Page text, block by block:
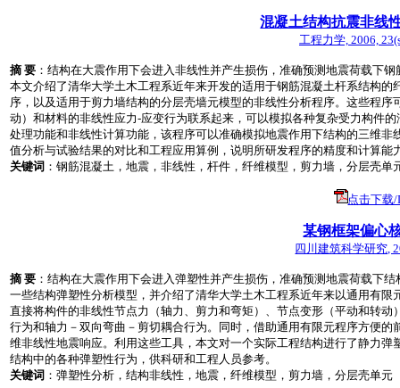
混凝土结构抗震非线
工程力学, 2006,
摘 要 ：结构在大震作用下会进入非线性并产生损伤，准确预测地震荷载下
本文介绍了清华大学土木工程系近年来开发的适用于钢筋混凝土杆系结构
序，以及适用于剪力墙结构的分层壳墙元模型的非线性分析程序。这些程
动）和材料的非线性应力-应变行为联系起来，可以模拟各种复杂受力构件
处理功能和非线性计算功能，该程序可以准确模拟地震作用下结构的三维
值分析与试验结果的对比和工程应用算例，说明所研发程序的精度和计算能
关键词 ：钢筋混凝土，地震，非线性，杆件，纤维模型，剪力墙，分层壳单
点击下载/
某钢框架偏心
四川建筑科学研究,
摘 要 ：结构在大震作用下会进入弹塑性并产生损伤，准确预测地震荷载下
一些结构弹塑性分析模型，并介绍了清华大学土木工程系近年来以通用有
直接将构件的非线性节点力（轴力、剪力和弯矩）、节点变形（平动和转
行为和轴力－双向弯曲－剪切耦合行为。同时，借助通用有限元程序方便
维非线性地震响应。利用这些工具，本文对一个实际工程结构进行了静力
结构中的各种弹塑性行为，供科研和工程人员参考。
关键词 ：弹塑性分析，结构非线性，地震，纤维模型，剪力墙，分层壳单元